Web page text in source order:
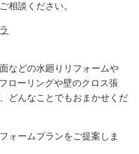
相談ください。
などの水廻りリフォームや
ローリングや壁のクロス張
どんなことでもおまかせくだ
ォームプランをご提案しま